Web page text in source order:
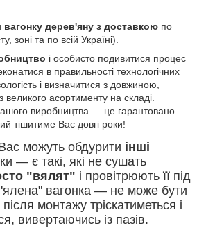
вагонку дерев'яну з доставкою по
зоні та по всій Україні).
і особисто подивитися процес
в правильності технологічних
і визначитися з довжиною,
асортименту на складі.
виробництва — це гарантовано
тішитиме Вас довгі роки!
можуть обдурити інші
— є такі, які не сушать
"вялят" і провітрюють її під
вагонка — не може бути
монтажу тріскатиметься і
вивертаючись із пазів.